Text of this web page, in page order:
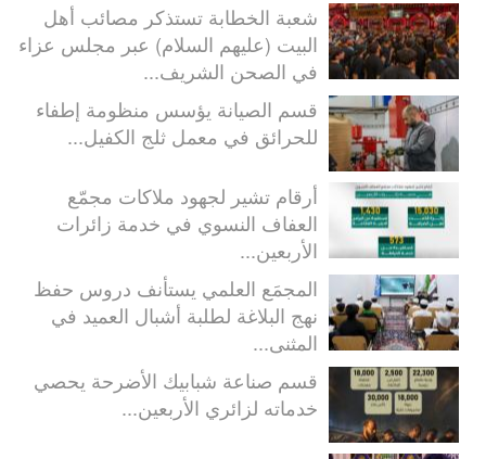
شعبة الخطابة تستذكر مصائب أهل
البيت (عليهم السلام) عبر مجلس عزاء
في الصحن الشريف...
قسم الصيانة يؤسس منظومة إطفاء
للحرائق في معمل ثلج الكفيل...
أرقام تشير لجهود ملاكات مجمّع
العفاف النسوي في خدمة زائرات
الأربعين...
المجمَع العلمي يستأنف دروس حفظ
نهج البلاغة لطلبة أشبال العميد في
المثنى...
قسم صناعة شبابيك الأضرحة يحصي
خدماته لزائري الأربعين...